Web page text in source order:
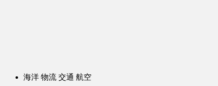
海洋 物流 交通 航空